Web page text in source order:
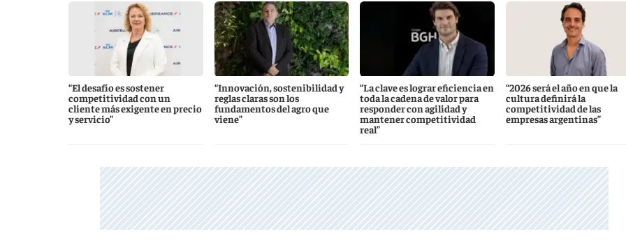
“El desafío es sostener
competitividad con un
cliente más exigente en precio
y servicio”
“Innovación, sostenibilidad y
reglas claras son los
fundamentos del agro que
viene”
“La clave es lograr eficiencia en
toda la cadena de valor para
responder con agilidad y
mantener competitividad
real”
“2026 será el año en que la
cultura definirá la
competitividad de las
empresas argentinas”